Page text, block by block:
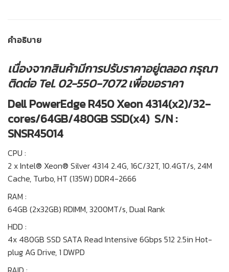
คำอธิบาย
เนื่องจากสินค้ามีการปรับราคาอยู่ตลอด กรุณา
ติดต่อ Tel. 02-550-7072 เพื่อขอราคา
Dell PowerEdge R450 Xeon 4314(x2)/32-
cores/64GB/480GB SSD(x4) S/N :
SNSR45014
CPU :
2 x Intel® Xeon® Silver 4314 2.4G, 16C/32T, 10.4GT/s, 24M
Cache, Turbo, HT (135W) DDR4-2666
RAM :
64GB (2x32GB) RDIMM, 3200MT/s, Dual Rank
HDD :
4x 480GB SSD SATA Read Intensive 6Gbps 512 2.5in Hot-
plug AG Drive, 1 DWPD